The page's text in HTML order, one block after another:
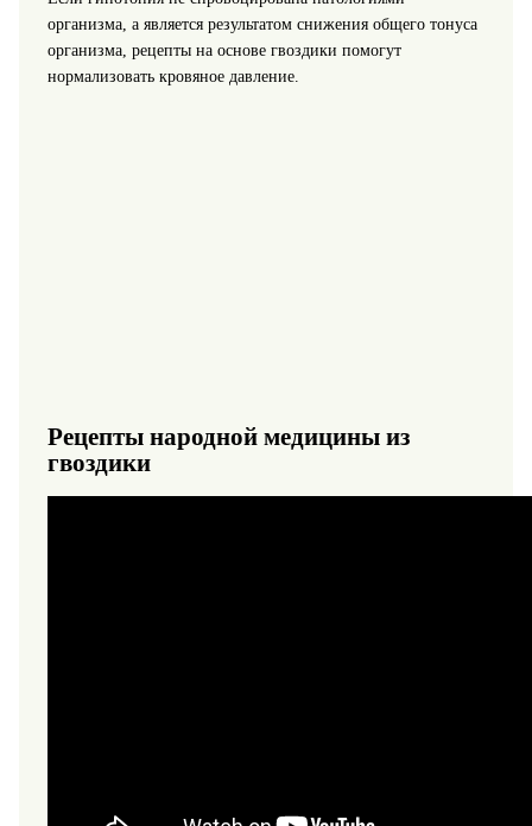
организма, а является результатом снижения общего тонуса
организма, рецепты на основе гвоздики помогут
нормализовать кровяное давление.
Рецепты народной медицины из
гвоздики